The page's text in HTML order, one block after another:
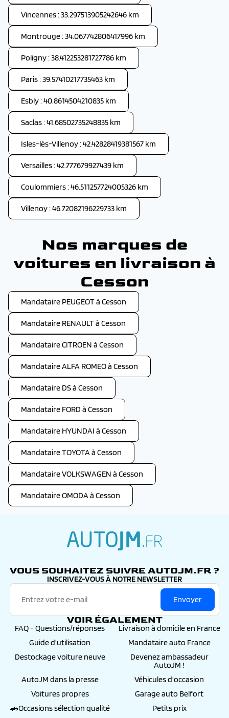
Vincennes : 33.297513905242646 km
Montrouge : 34.067742806417996 km
Poligny : 38.412253281727786 km
Paris : 39.57410217735463 km
Esbly : 40.8614504210835 km
Saclas : 41.68502735248835 km
Isles-lès-Villenoy : 42.42828419381567 km
Versailles : 42.777679927439 km
Coulommiers : 46.511257724005326 km
Villenoy : 46.72082196229733 km
Nos marques de
voitures en livraison à
Cesson
Mandataire PEUGEOT à Cesson
Mandataire RENAULT à Cesson
Mandataire CITROEN à Cesson
Mandataire ALFA ROMEO à Cesson
Mandataire DS à Cesson
Mandataire FORD à Cesson
Mandataire HYUNDAI à Cesson
Mandataire TOYOTA à Cesson
Mandataire VOLKSWAGEN à Cesson
Mandataire OMODA à Cesson
VOUS SOUHAITEZ SUIVRE AUTOJM.FR ?
INSCRIVEZ-VOUS À NOTRE NEWSLETTER
Envoyer
VOIR ÉGALEMENT
FAQ - Questions/réponses
Livraison à domicile en France
Guide d'utilisation
Mandataire auto France
Destockage voiture neuve
Devenez ambassadeur
AutoJM !
AutoJM dans la presse
Véhicules d'occasion
Voitures propres
Garage auto Belfort
🚗Occasions sélection qualité
Petits prix